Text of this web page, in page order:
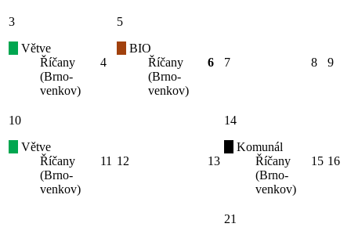
3
Větve
Říčany
(Brno-
venkov)
4
5
BIO
Říčany
(Brno-
venkov)
6 7 8 9
10
Větve
Říčany
(Brno-
venkov)
11 12 13
14
Komunál
Říčany
(Brno-
venkov)
15 16
21